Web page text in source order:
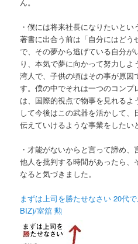
・僕には将来社長になりたいと
著書に出合う前は「自分にはどう
で、その夢から逃げている自分が
り、本気で夢に向かって努力し
湾人で、子供の頃はその事が原因
す。僕の中でそれは一つのコン
は、国際的視点で物事を見れる
して今後はこの武器を活かして
伝えていけるような事業をしたい
・才能がないからと言って諦め、
他人を批判する時間があったら、
なると気づきました。
まずは上司を勝たせなさい 20代
BIZ)/室舘 勲